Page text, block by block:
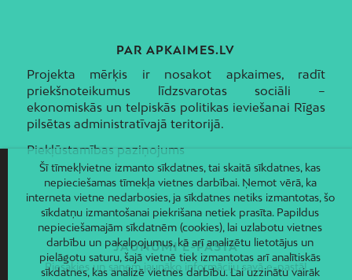
PAR APKAIMES.LV
Projekta mērķis ir nosakot apkaimes, radīt
priekšnoteikumus līdzsvarotas sociāli –
ekonomiskās un telpiskās politikas ieviešanai Rīgas
pilsētas administratīvajā teritorijā.
Piekļūstamības paziņojums
JAUNUMI E-PASTĀ
Piesakies un saņem jaunāko informāciju savā e-pastā!
Šī tīmekļvietne izmanto sīkdatnes, tai skaitā sīkdatnes, kas
nepieciešamas tīmekļa vietnes darbībai. Ņemot vērā, ka
interneta vietne nedarbosies, ja sīkdatnes netiks izmantotas, šo
sīkdatņu izmantošanai piekrišana netiek prasīta. Papildus
nepieciešamajām sīkdatnēm (cookies), lai uzlabotu vietnes
darbību un pakalpojumus, kā arī analizētu lietotājus un
pielāgotu saturu, šajā vietnē tiek izmantotas arī analītiskās
sīkdatnes, kas analizē vietnes darbību. Lai uzzinātu vairāk